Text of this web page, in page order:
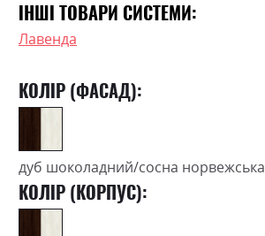
ІНШІ ТОВАРИ СИСТЕМИ:
Лавенда
КОЛІР (ФАСАД):
дуб шоколадний/сосна норвежська
КОЛІР (КОРПУС):